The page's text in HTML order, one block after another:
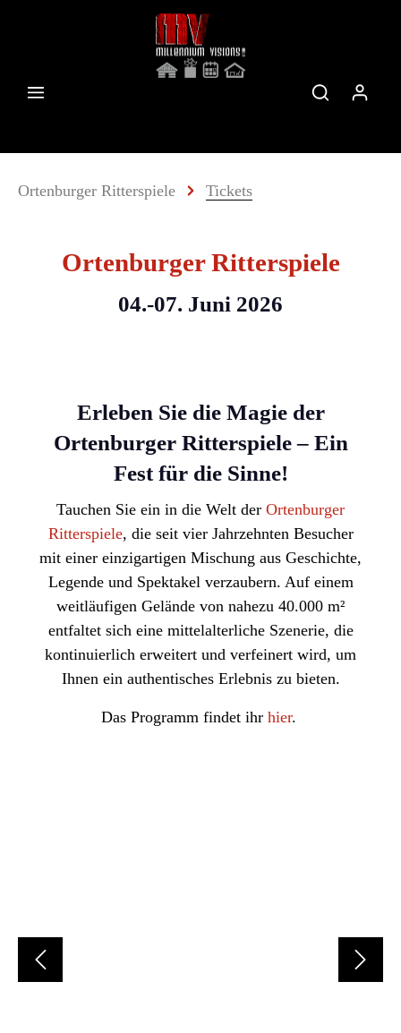
Ortenburger Ritterspiele Tickets
Ortenburger Ritterspiele
04.-07. Juni 2026
Erleben Sie die Magie der
Ortenburger Ritterspiele – Ein
Fest für die Sinne!
Tauchen Sie ein in die Welt der Ortenburger
Ritterspiele, die seit vier Jahrzehnten Besucher
mit einer einzigartigen Mischung aus Geschichte,
Legende und Spektakelverzaubern. Auf einem
weitläufigen Gelände von nahezu 40.000 m²
entfaltet sich eine mittelalterliche Szenerie, die
kontinuierlich erweitert und verfeinert wird, um
Ihnen ein authentisches Erlebnis zu bieten.
Das Programm findet ihr hier.